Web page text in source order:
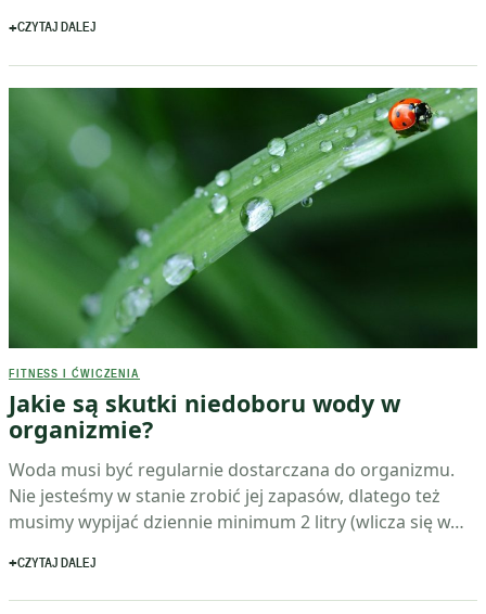
CZYTAJ DALEJ
FITNESS I ĆWICZENIA
Jakie są skutki niedoboru wody w
organizmie?
Woda musi być regularnie dostarczana do organizmu.
Nie jesteśmy w stanie zrobić jej zapasów, dlatego też
musimy wypijać dziennie minimum 2 litry (wlicza się w…
CZYTAJ DALEJ